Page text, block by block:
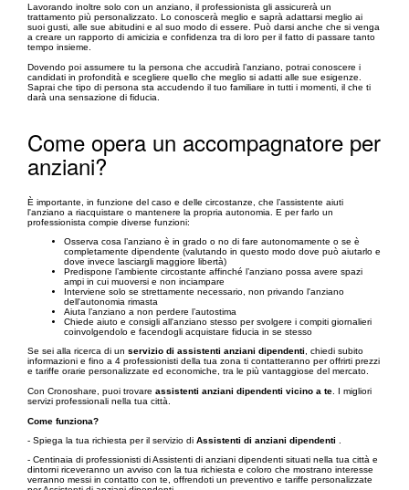
Lavorando inoltre solo con un anziano, il professionista gli assicurerà un
trattamento più personalizzato. Lo conoscerà meglio e saprà adattarsi meglio ai
suoi gusti, alle sue abitudini e al suo modo di essere. Può darsi anche che si venga
a creare un rapporto di amicizia e confidenza tra di loro per il fatto di passare tanto
tempo insieme.
Dovendo poi assumere tu la persona che accudirà l’anziano, potrai conoscere i
candidati in profondità e scegliere quello che meglio si adatti alle sue esigenze.
Saprai che tipo di persona sta accudendo il tuo familiare in tutti i momenti, il che ti
darà una sensazione di fiducia.
Come opera un accompagnatore per
anziani?
È importante, in funzione del caso e delle circostanze, che l’assistente aiuti
l'anziano a riacquistare o mantenere la propria autonomia. E per farlo un
professionista compie diverse funzioni:
Osserva cosa l’anziano è in grado o no di fare autonomamente o se è
completamente dipendente (valutando in questo modo dove può aiutarlo e
dove invece lasciargli maggiore libertà)
Predispone l’ambiente circostante affinché l’anziano possa avere spazi
ampi in cui muoversi e non inciampare
Interviene solo se strettamente necessario, non privando l'anziano
dell'autonomia rimasta
Aiuta l’anziano a non perdere l’autostima
Chiede aiuto e consigli all'anziano stesso per svolgere i compiti giornalieri
coinvolgendolo e facendogli acquistare fiducia in se stesso
Se sei alla ricerca di un servizio di assistenti anziani dipendenti , chiedi subito
informazioni e fino a 4 professionisti della tua zona ti contatteranno per offrirti prezzi
e tariffe orarie personalizzate ed economiche, tra le più vantaggiose del mercato.
Con Cronoshare, puoi trovare assistenti anziani dipendenti vicino a te . I migliori
servizi professionali nella tua città.
Come funziona?
- Spiega la tua richiesta per il servizio di Assistenti di anziani dipendenti
- Centinaia di professionisti di Assistenti di anziani dipendenti situati nella tua città e
dintorni riceveranno un avviso con la tua richiesta e coloro che mostrano interesse
verranno messi in contatto con te, offrendoti un preventivo e tariffe personalizzate